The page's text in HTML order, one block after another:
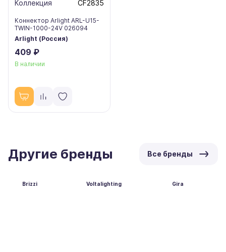
Коллекция CF2835
Коннектор Arlight ARL-U15-
TWIN-1000-24V 026094
Arlight (Россия)
409 ₽
В наличии
Другие бренды Все бренды
Brizzi Voltalighting Gira